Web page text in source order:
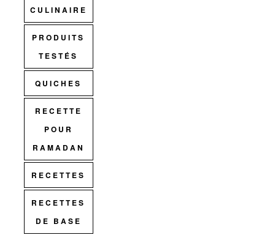
CULINAIRE
PRODUITS
TESTÉS
QUICHES
RECETTE
POUR
RAMADAN
RECETTES
RECETTES
DE BASE